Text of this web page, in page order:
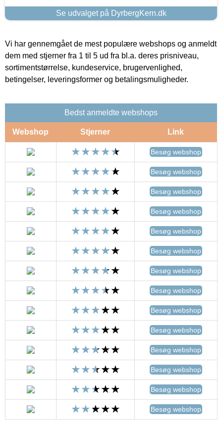
Se udvalget på DyrbergKern.dk
Vi har gennemgået de mest populære webshops og anmeldt
dem med stjerner fra 1 til 5 ud fra bl.a. deres prisniveau,
sortimentstørrelse, kundeservice, brugervenlighed,
betingelser, leveringsformer og betalingsmuligheder.
Bedst anmeldte webshops
Webshop Stjerner Link
Besøg webshop
Besøg webshop
Besøg webshop
Besøg webshop
Besøg webshop
Besøg webshop
Besøg webshop
Besøg webshop
Besøg webshop
Besøg webshop
Besøg webshop
Besøg webshop
Besøg webshop
Besøg webshop